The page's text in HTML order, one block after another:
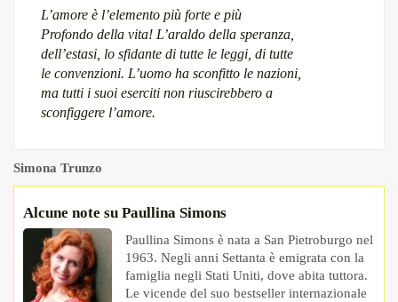
L’amore è l’elemento più forte e più
Profondo della vita! L’araldo della speranza,
dell’estasi, lo sfidante di tutte le leggi, di tutte
le convenzioni. L’uomo ha sconfitto le nazioni,
ma tutti i suoi eserciti non riuscirebbero a
sconfiggere l’amore.
Simona Trunzo
Alcune note su Paullina Simons
Paullina Simons è nata a San Pietroburgo nel
1963. Negli anni Settanta è emigrata con la
famiglia negli Stati Uniti, dove abita tuttora.
Le vicende del suo bestseller internazionale